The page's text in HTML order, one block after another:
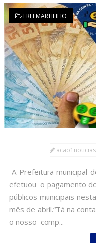
FREI MARTIHHO
acao1noticias
A Prefeitura municipal
efetuou o pagamento
públicos municipais
mês de abril.“Tá na
o nosso comp...